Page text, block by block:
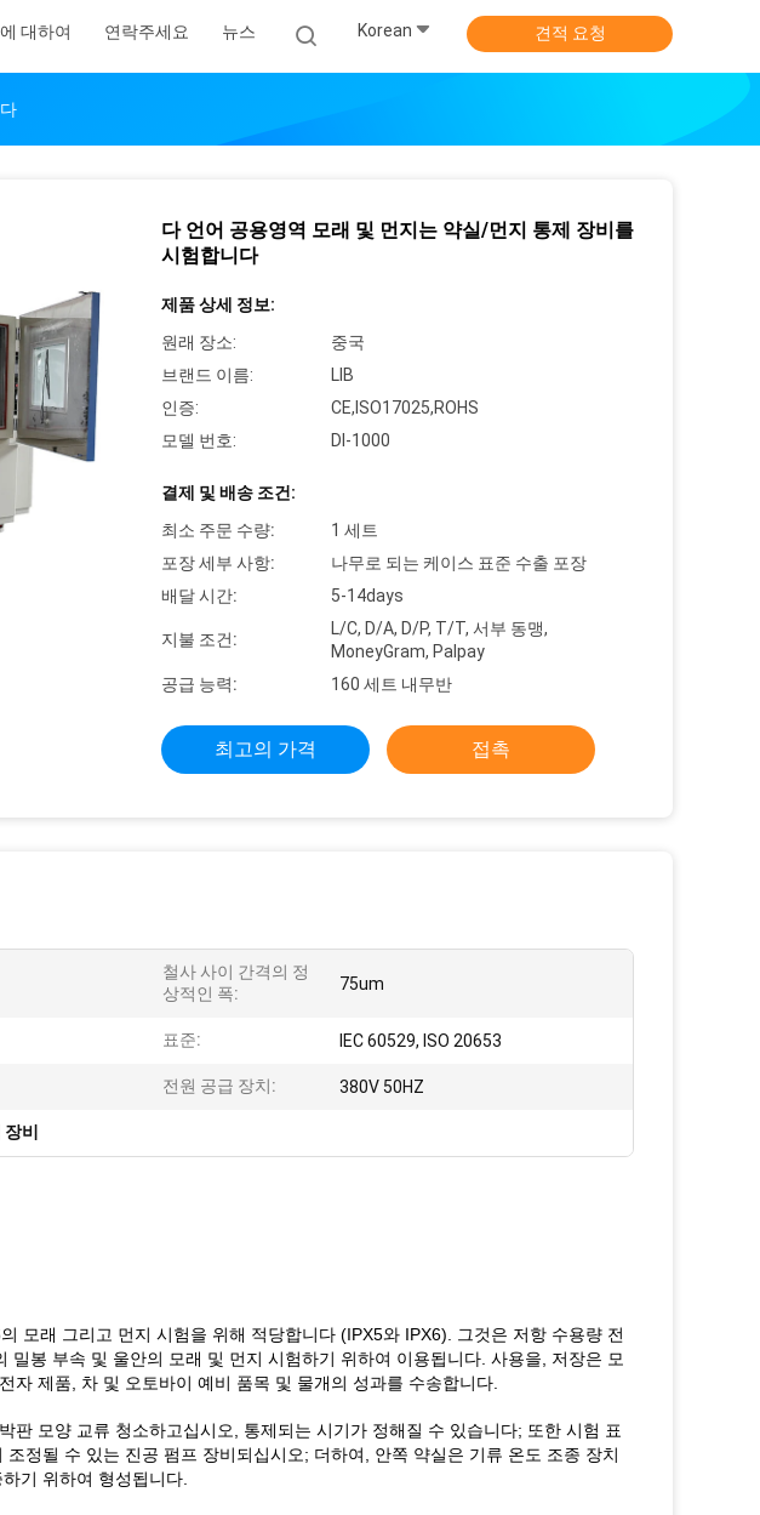
대하여 연락주세요 뉴스 Korean 견적 요청
다 언어 공용영역 모래 및 먼지는 약실/먼지 통제 장비를
시험합니다
제품 상세 정보:
원래 장소:
중국
브랜드 이름:
LIB
인증:
CE,ISO17025,ROHS
모델 번호:
DI-1000
결제 및 배송 조건:
최소 주문 수량:
1 세트
포장 세부 사항:
나무로 되는 케이스 표준 수출 포장
배달 시간:
5-14days
지불 조건:
L/C, D/A, D/P, T/T, 서부 동맹,
MoneyGram, Palpay
공급 능력:
160 세트 내무반
최고의 가격 접촉
철사 사이 간격의 정
상적인 폭:
75um
표준: IEC 60529, ISO 20653
전원 공급 장치: 380V 50HZ
비
모래 그리고 먼지 시험을 위해 적당합니다 (IPX5와 IPX6). 그것은 저항 수용량 전
밀봉 부속 및 울안의 모래 및 먼지 시험하기 위하여 이용됩니다. 사용을, 저장은 모
자 제품, 차 및 오토바이 예비 품목 및 물개의 성과를 수송합니다.
판 모양 교류 청소하고십시오, 통제되는 시기가 정해질 수 있습니다; 또한 시험 표
정될 수 있는 진공 펌프 장비되십시오; 더하여, 안쪽 약실은 기류 온도 조종 장치
기 위하여 형성됩니다.